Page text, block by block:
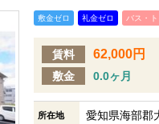
敷金ゼロ 礼金ゼロ バス・
賃料 62,000円
敷金
0.0ヶ月
所在地 愛知県海部郡